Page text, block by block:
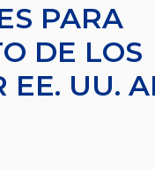
PARA
DE LOS
EE. UU.